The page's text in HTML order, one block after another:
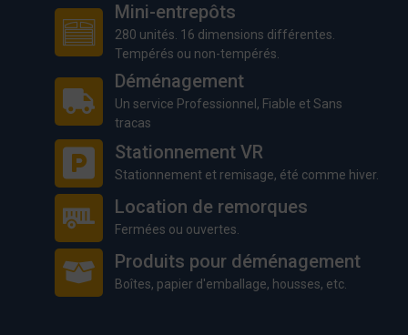
Mini-entrepôts
280 unités. 16 dimensions différentes.
Tempérés ou non-tempérés.
Déménagement
Un service Professionnel, Fiable et Sans
tracas
Stationnement VR
Stationnement et remisage, été comme hiver.
Location de remorques
Fermées ou ouvertes.
Produits pour déménagement
Boîtes, papier d'emballage, housses, etc.